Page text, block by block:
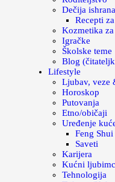
Dečija ishrana
Recepti
Kozmetika za
Igračke
Školske teme
Blog
Lifestyle
Ljubav, veze
Horoskop
Putovanja
Etno/običaji
Uređenje
Feng Shui
Saveti
Karijera
Kućni
Tehnologija